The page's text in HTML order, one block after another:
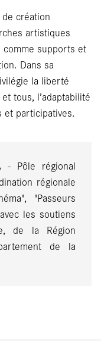
création
artistiques
supports et
Dans sa
la liberté
tous, l’adaptabilité
et participatives.
- Pôle régional
régionale
"Passeurs
les soutiens
de la Région
de la